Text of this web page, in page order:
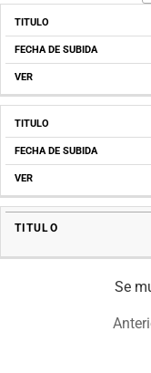
TITULO
DE
SUBIDA
TITULO
Se